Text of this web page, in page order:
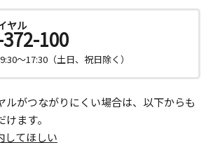
ヤル
100
9:30～17:30（土日、祝日除く）
ルがつながりにくい場合は、以下からも
ます。
してほしい